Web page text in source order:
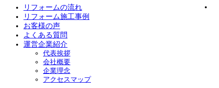
リフォームの流れ
リフォーム施工事例
お客様の声
よくある質問
運営企業紹介
代表挨拶
会社概要
企業理念
アクセスマップ